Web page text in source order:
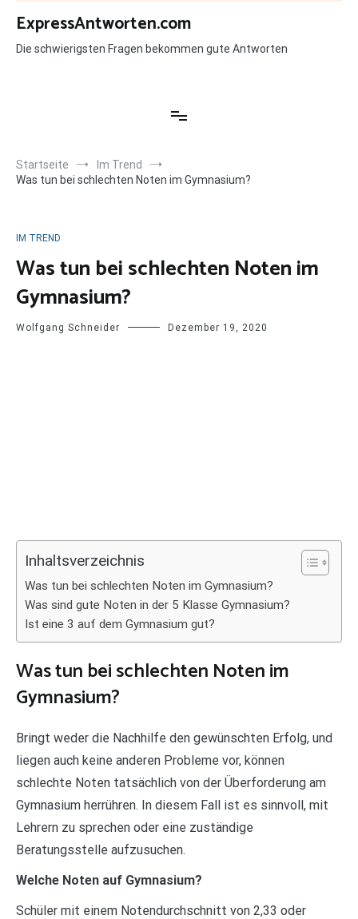
Zum
Inhalt
springen
ExpressAntworten.com
Die schwierigsten Fragen bekommen gute Antworten
Startseite
Im Trend
Was tun bei schlechten Noten im Gymnasium?
IM TREND
Was tun bei schlechten Noten im
Gymnasium?
Wolfgang Schneider Dezember 19, 2020
Inhaltsverzeichnis
Was tun bei schlechten Noten im Gymnasium?
Was sind gute Noten in der 5 Klasse Gymnasium?
Ist eine 3 auf dem Gymnasium gut?
Was tun bei schlechten Noten im
Gymnasium?
Bringt weder die Nachhilfe den gewünschten Erfolg, und
liegen auch keine anderen Probleme vor, können
schlechte Noten tatsächlich von der Überforderung am
Gymnasium herrühren. In diesem Fall ist es sinnvoll, mit
Lehrern zu sprechen oder eine zuständige
Beratungsstelle aufzusuchen.
Welche Noten auf Gymnasium?
Schüler mit einem Notendurchschnitt von 2,33 oder